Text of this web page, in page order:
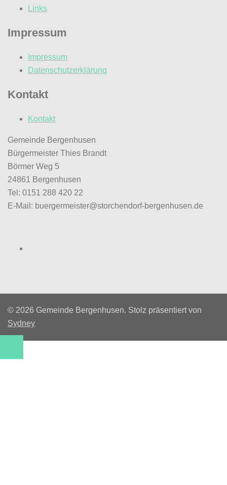
Links
Impressum
Impressum
Datenschutzerklärung
Kontakt
Kontakt
Gemeinde Bergenhusen
Bürgermeister Thies Brandt
Börmer Weg 5
24861 Bergenhusen
Tel: 0151 288 420 22
E-Mail: buergermeister@storchendorf-bergenhusen.de
© 2026 Gemeinde Bergenhusen. Stolz präsentiert von
Sydney